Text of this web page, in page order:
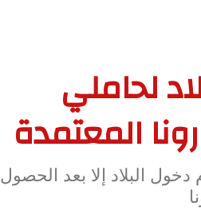
لحاملي
المعتمدة
البلاد إلا بعد الحصول